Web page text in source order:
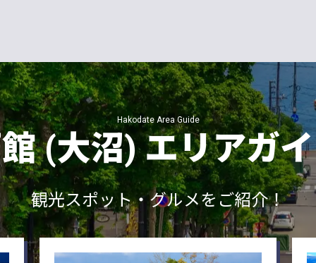
Hakodate Area Guide
(大沼)エリアガ
観光スポット・グルメをご紹介！